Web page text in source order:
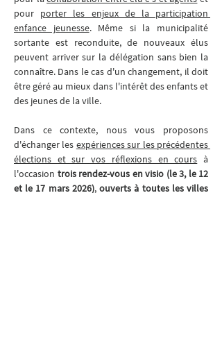
pour porter les enjeux de la participation
enfance jeunesse. Même si la municipalité
sortante est reconduite, de nouveaux élus
peuvent arriver sur la délégation sans bien la
connaître. Dans le cas d'un changement, il doit
être géré au mieux dans l'intérêt des enfants et
des jeunes de la ville.
Dans ce contexte, nous vous proposons
d'échanger les expériences sur les précédentes
élections et sur vos réflexions en cours à
l'occasion trois rendez-vous en visio (le 3, le 12
et le 17 mars 2026), ouverts à toutes les villes